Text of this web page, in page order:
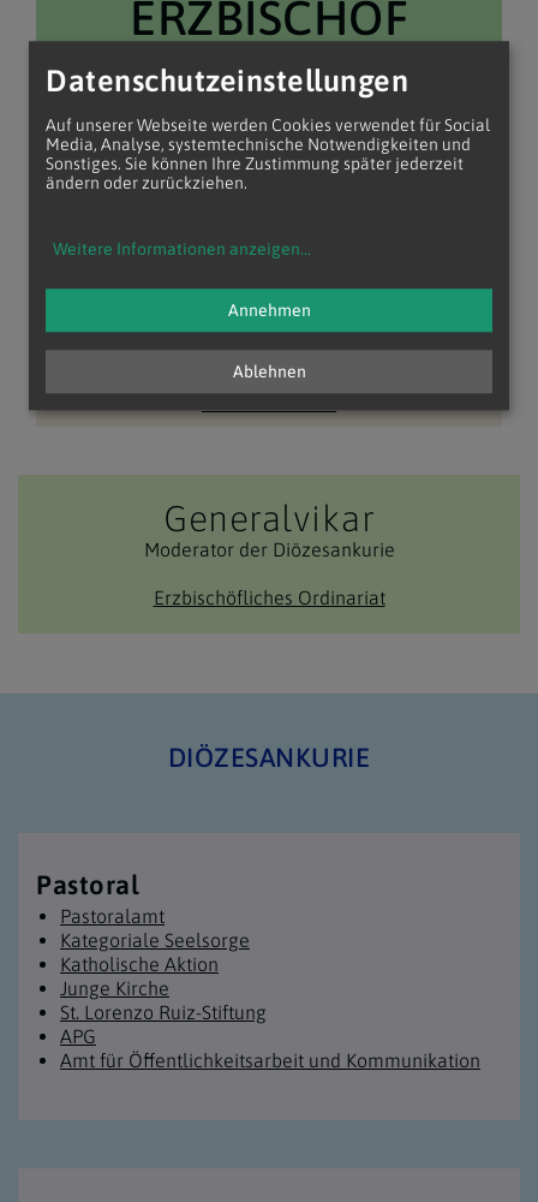
ERZBISCHOF
Erzbischöfliches Sekretariat
Caritas der Erzdiözese Wien
Ordinariatskanzler
Diözesanarchiv
Generalvikar
Moderator der Diözesankurie
Erzbischöfliches Ordinariat
DIÖZESANKURIE
Pastoral
Pastoralamt
Kategoriale Seelsorge
Katholische Aktion
Junge Kirche
St. Lorenzo Ruiz-Stiftung
APG
Amt für Öffentlichkeitsarbeit und Kommunikation
Datenschutzeinstellungen
Auf unserer Webseite werden Cookies verwendet für Social
Media, Analyse, systemtechnische Notwendigkeiten und
Sonstiges. Sie können Ihre Zustimmung später jederzeit
ändern oder zurückziehen.
Weitere Informationen anzeigen...
Ablehnen
Annehmen